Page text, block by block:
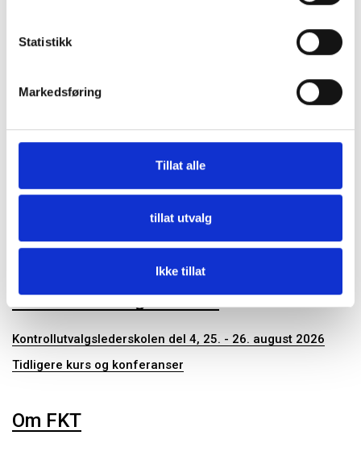
Statistikk
Markedsføring
Tillat alle
tillat utvalg
Ikke tillat
Fagtema
Kontrollutvalg
Kontrollutvalgssekretariat
Konferanser og seminar
Kontrollutvalgslederskolen del 4, 25. - 26. august 2026
Tidligere kurs og konferanser
Om FKT